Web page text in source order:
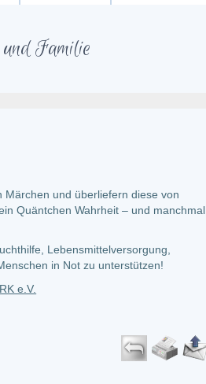
Familie
und überliefern diese von
Quäntchen Wahrheit – und manchmal
Lebensmittelversorgung,
in Not zu unterstützen!
e.V.